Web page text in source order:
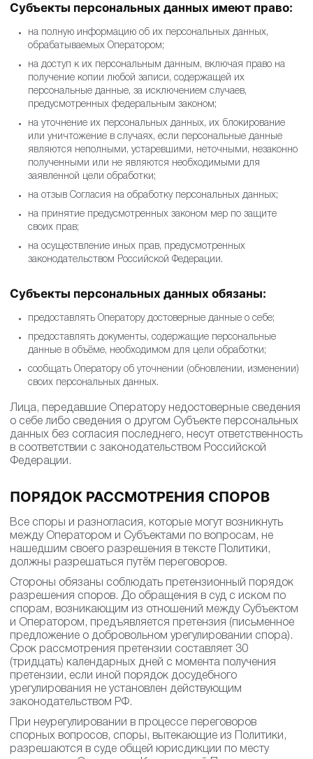
Субъекты персональных данных имеют право:
на полную информацию об их персональных данных,
обрабатываемых Оператором;
на доступ к их персональным данным, включая право на
получение копии любой записи, содержащей их
персональные данные, за исключением случаев,
предусмотренных федеральным законом;
на уточнение их персональных данных, их блокирование
или уничтожение в случаях, если персональные данные
являются неполными, устаревшими, неточными, незаконно
полученными или не являются необходимыми для
заявленной цели обработки;
на отзыв Согласия на обработку персональных данных;
на принятие предусмотренных законом мер по защите
своих прав;
на осуществление иных прав, предусмотренных
законодательством Российской Федерации.
Субъекты персональных данных обязаны:
предоставлять Оператору достоверные данные о себе;
предоставлять документы, содержащие персональные
данные в объёме, необходимом для цели обработки;
сообщать Оператору об уточнении (обновлении, изменении)
своих персональных данных.
Лица, передавшие Оператору недостоверные сведения
о себе либо сведения о другом Субъекте персональных
данных без согласия последнего, несут ответственность
в соответствии с законодательством Российской
Федерации.
ПОРЯДОК РАССМОТРЕНИЯ СПОРОВ
Все споры и разногласия, которые могут возникнуть
между Оператором и Субъектами по вопросам, не
нашедшим своего разрешения в тексте Политики,
должны разрешаться путём переговоров.
Стороны обязаны соблюдать претензионный порядок
разрешения споров. До обращения в суд с иском по
спорам, возникающим из отношений между Субъектом
и Оператором, предъявляется претензия (письменное
предложение о добровольном урегулировании спора).
Срок рассмотрения претензии составляет 30
(тридцать) календарных дней с момента получения
претензии, если иной порядок досудебного
урегулирования не установлен действующим
законодательством РФ.
При неурегулировании в процессе переговоров
спорных вопросов, споры, вытекающие из Политики,
разрешаются в суде общей юрисдикции по месту